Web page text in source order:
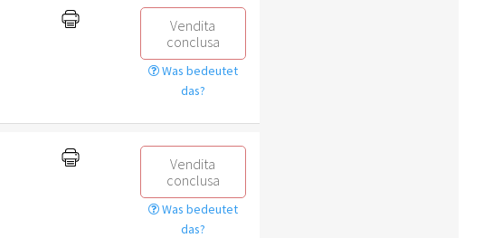
Vendita
conclusa
Was bedeutet
das?
Vendita
conclusa
Was bedeutet
das?